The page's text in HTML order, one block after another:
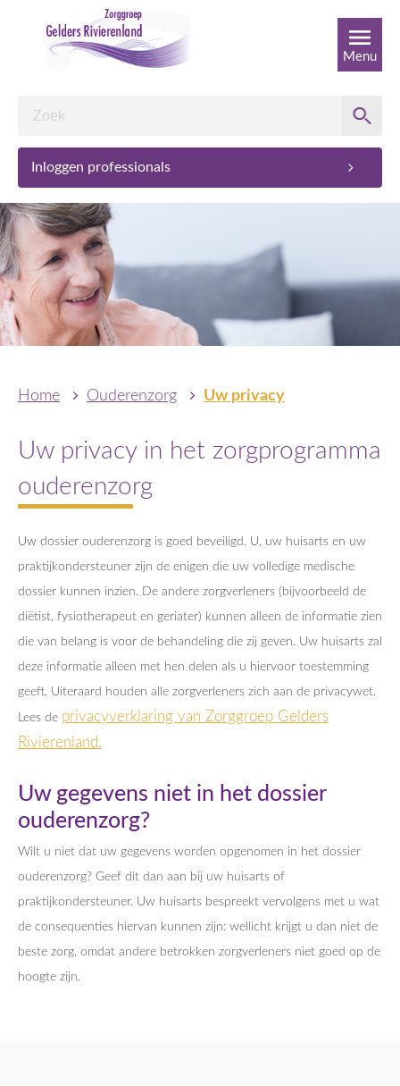
Inloggen professionals
Menu
Home Ouderenzorg Uw privacy
Uw privacy in het zorgprogramma
ouderenzorg
Uw dossier ouderenzorg is goed beveiligd. U, uw huisarts en uw
praktijkondersteuner zijn de enigen die uw volledige medische
dossier kunnen inzien. De andere zorgverleners (bijvoorbeeld de
diëtist, fysiotherapeut en geriater) kunnen alleen de informatie zien
die van belang is voor de behandeling die zij geven. Uw huisarts zal
deze informatie alleen met hen delen als u hiervoor toestemming
geeft. Uiteraard houden alle zorgverleners zich aan de privacywet.
Lees de privacyverklaring van Zorggroep Gelders
Rivierenland.
Uw gegevens niet in het dossier
ouderenzorg?
Wilt u niet dat uw gegevens worden opgenomen in het dossier
ouderenzorg? Geef dit dan aan bij uw huisarts of
praktijkondersteuner. Uw huisarts bespreekt vervolgens met u wat
de consequenties hiervan kunnen zijn: wellicht krijgt u dan niet de
beste zorg, omdat andere betrokken zorgverleners niet goed op de
hoogte zijn.